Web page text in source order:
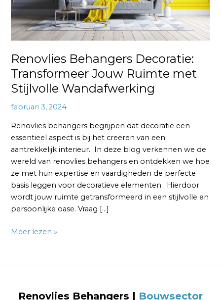
Renovlies Behangers Decoratie:
Transformeer Jouw Ruimte met
Stijlvolle Wandafwerking
februari 3, 2024
Renovlies behangers begrijpen dat decoratie een
essentieel aspect is bij het creëren van een
aantrekkelijk interieur. In deze blog verkennen we de
wereld van renovlies behangers en ontdekken we hoe
ze met hun expertise en vaardigheden de perfecte
basis leggen voor decoratieve elementen. Hierdoor
wordt jouw ruimte getransformeerd in een stijlvolle en
persoonlijke oase. Vraag […]
met
Stijlvolle
Wandafwerking
Meer lezen »
Renovlies Behangers | Bouwsector